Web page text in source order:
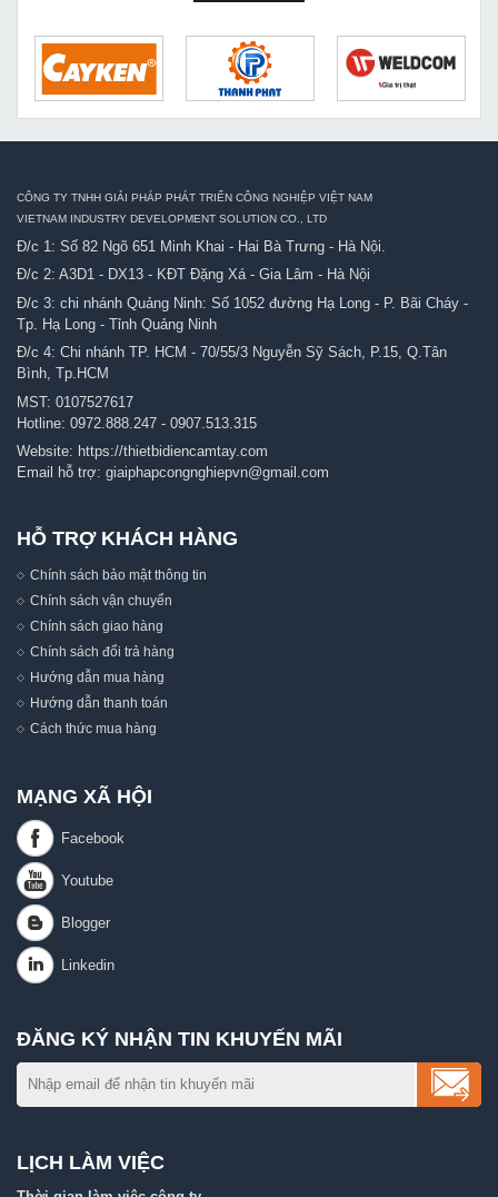
CÔNG TY TNHH GIẢI PHÁP PHÁT TRIỂN CÔNG NGHIỆP VIỆT NAM
VIETNAM INDUSTRY DEVELOPMENT SOLUTION CO., LTD
Đ/c 1: Số 82 Ngõ 651 Minh Khai - Hai Bà Trưng - Hà Nội.
Đ/c 2: A3D1 - DX13 - KĐT Đặng Xá - Gia Lâm - Hà Nội
Đ/c 3: chi nhánh Quảng Ninh: Số 1052 đường Hạ Long - P. Bãi Cháy -
Tp. Hạ Long - Tỉnh Quảng Ninh
Đ/c 4: Chi nhánh TP. HCM - 70/55/3 Nguyễn Sỹ Sách, P.15, Q.Tân
Bình, Tp.HCM
MST: 0107527617
Hotline: 0972.888.247 - 0907.513.315
Website: https://thietbidiencamtay.com
Email hỗ trợ: giaiphapcongnghiepvn@gmail.com
HỖ TRỢ KHÁCH HÀNG
Chính sách bảo mật thông tin
Chính sách vận chuyển
Chính sách giao hàng
Chính sách đổi trả hàng
Hướng dẫn mua hàng
Hướng dẫn thanh toán
Cách thức mua hàng
MẠNG XÃ HỘI
ĐĂNG KÝ NHẬN TIN KHUYẾN MÃI
LỊCH LÀM VIỆC